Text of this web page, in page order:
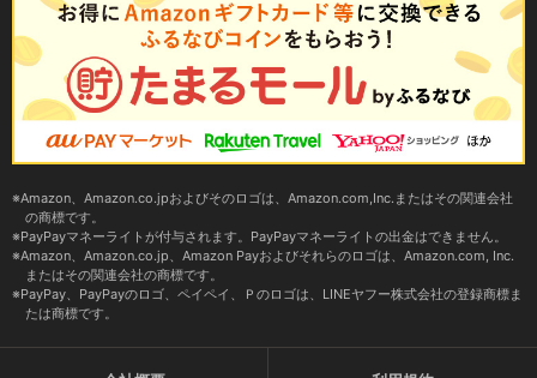
Amazon、Amazon.co.jpおよびそのロゴは、Amazon.com,Inc.またはその関連会社
の商標です。
PayPayマネーライトが付与されます。PayPayマネーライトの出金はできません。
Amazon、Amazon.co.jp、Amazon Payおよびそれらのロゴは、Amazon.com, Inc.
またはその関連会社の商標です。
PayPay、PayPayのロゴ、ペイペイ、Ｐのロゴは、LINEヤフー株式会社の登録商標ま
たは商標です。